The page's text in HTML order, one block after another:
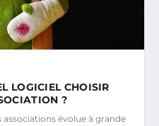
LOGICIEL CHOISIR
?
associations évolue à grande